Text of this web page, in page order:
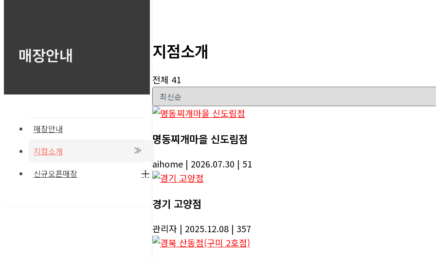
매장안내
매장안내
지점소개
신규오픈매장
지점소개
전체 41
명동찌개마을 신도림점
aihome | 2026.07.30 | 51
경기 고양점
관리자 | 2025.12.08 | 357